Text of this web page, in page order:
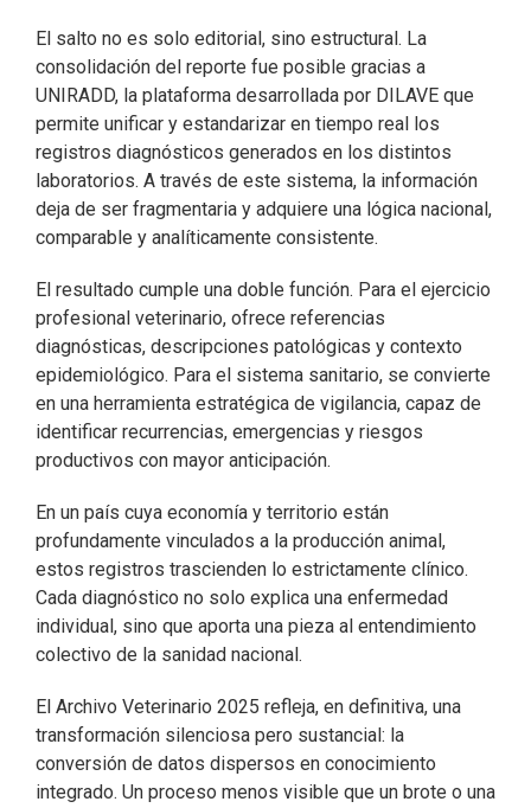
El salto no es solo editorial, sino estructural. La
consolidación del reporte fue posible gracias a
UNIRADD, la plataforma desarrollada por DILAVE que
permite unificar y estandarizar en tiempo real los
registros diagnósticos generados en los distintos
laboratorios. A través de este sistema, la información
deja de ser fragmentaria y adquiere una lógica nacional,
comparable y analíticamente consistente.
El resultado cumple una doble función. Para el ejercicio
profesional veterinario, ofrece referencias
diagnósticas, descripciones patológicas y contexto
epidemiológico. Para el sistema sanitario, se convierte
en una herramienta estratégica de vigilancia, capaz de
identificar recurrencias, emergencias y riesgos
productivos con mayor anticipación.
En un país cuya economía y territorio están
profundamente vinculados a la producción animal,
estos registros trascienden lo estrictamente clínico.
Cada diagnóstico no solo explica una enfermedad
individual, sino que aporta una pieza al entendimiento
colectivo de la sanidad nacional.
El Archivo Veterinario 2025 refleja, en definitiva, una
transformación silenciosa pero sustancial: la
conversión de datos dispersos en conocimiento
integrado. Un proceso menos visible que un brote o una